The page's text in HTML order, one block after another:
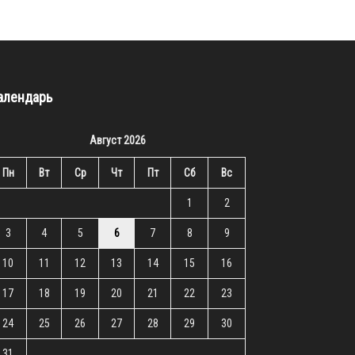
Август 2026
Пн Вт Ср Чт Пт Сб Вс
1 2
3 4 5 6 7 8 9
10 11 12 13 14 15 16
17 18 19 20 21 22 23
24 25 26 27 28 29 30